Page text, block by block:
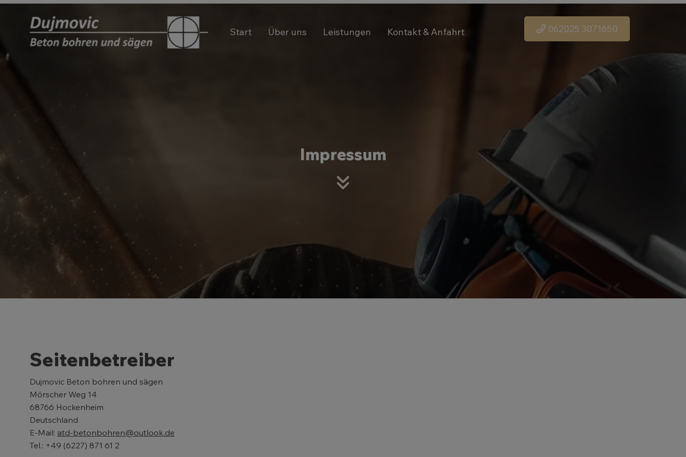
Start Über uns Leistungen Kontakt & Anfahrt 062025 3071650
Impressum
Seitenbetreiber
Dujmovic Beton bohren und sägen
Mörscher Weg 14
68766 Hockenheim
Deutschland
E-Mail: atd-betonbohren@outlook.de
Tel.: +49 (6227) 871 61 2